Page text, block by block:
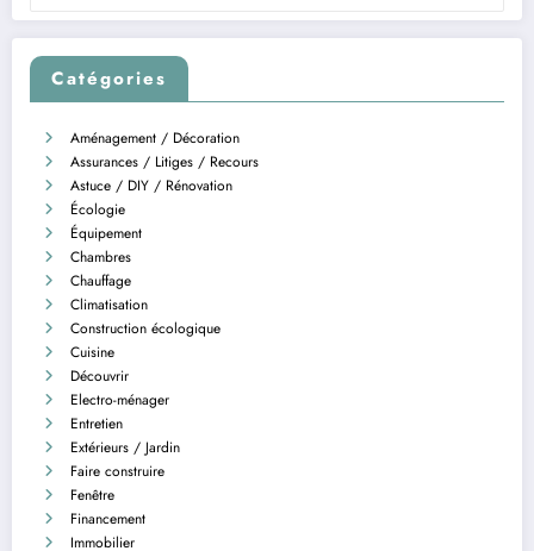
Catégories
Aménagement / Décoration
Assurances / Litiges / Recours
Astuce / DIY / Rénovation
Écologie
Équipement
Chambres
Chauffage
Climatisation
Construction écologique
Cuisine
Découvrir
Electro-ménager
Entretien
Extérieurs / Jardin
Faire construire
Fenêtre
Financement
Immobilier